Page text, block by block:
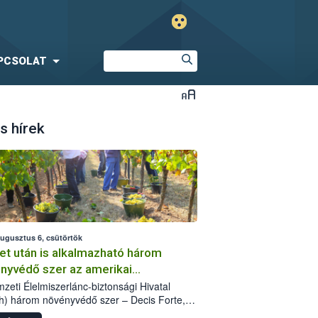
hírek
6, csütörtök
után is alkalmazható három
szer az amerikai
ellen
Élelmiszerlánc-biztonsági Hivatal
három növényvédő szer – Decis Forte,
24 EW, Oroganic – engedélyokiratát